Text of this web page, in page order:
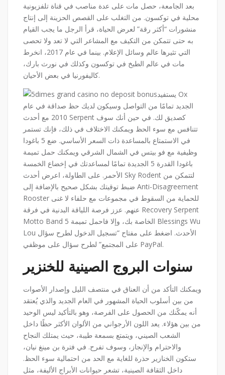
بعد الجامعة، حصل مات على عدة مناصب في قناة تلفزيونية
محلية في توكسون. من التغلب على القصص الحزينة إلى إنتاج
منشورات “أكثر رقة” لعرض الحياة، قرأ الرجل ما يجب القيام
به حتى تتمكن من التكيف مع المشاعر التي لا تعد ولا تحصى
التي تثيرها عالم وسائل الإعلام. بينما في عام 2017، انخرط
مات في عالم الطبخ في توكسون وكذلك في نورث بارك،
كاليفورنيا في بعض الأحيان.
يستفيد Ox
الجديد تمامًا من التواصل وسيكون لديك حظ صداقة في عام
2010 مع أحدث Serpent كصديق لك. في حين أنك سوف
تتنافس مع سوء الحظ ويمكنك الاختلاف في ذلك، فإنك تستمر
في الاستمتاع بالمساعدة ذات السعر الأساسي. ضع 5 باغودا
وظيفية مع فو بيتس في الشمال الشرقي ويمكنك حمل تميمة
باغودا القدرة 5 الجديدة تمامًا لمساعدتك في إخضاع الخمسة
الأحمر. على الطاولة، اعرض أحدث Sky Rodent لتتمكن من
ضبط توقيتك بشكل صحيح بالإضافة إلى Anti-Disagreement
Rooster للحماية من السقوط في مجموعات مع حلفاء لا غنى
عنهم. عزز فرصة اللياقة البدنية في فرقة Recovery Serpent
Motto Band الخاصة بك، وإلا فاحمل تميمة 5 Blessings Wu
Lou الأحدث. اضغط على مفتاح “تسجيل الدخول لطرح سؤال
على المجتمع” لطرح سؤال على موظفي PayPal.
سنوات البروج الصينية للخنزير
ويمكنك التأكد من أن العناق في منتصف الليل وإصدار الأصوات
من بين أسلوب الحياة المشهور في العام الجديد والذي يُعتقد
أنه يمكّنك من الحصول على الفرصة، وهو بالتأكيد ليس الوحيد
من بين هؤلاء. يعد اللون الأرجواني من الألوان الأكثر حظًا داخل
الشعب الصيني، ويتمتع بسمعة طيبة، حيث يمتلك النجاح
والاحترام والإنجاز، وسوف تفرح. في فترة بن مينغ نيان،
ستكون الخنازير حذرة للغاية مع الحد من احتمالية سوء الحظ.
داخل الثقافة الصينية، تشعر حيوانات الأبراج الأليفة، مثل